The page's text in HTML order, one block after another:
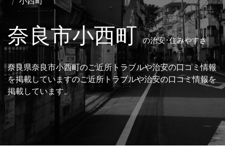
奈良市小西町の治安･住みやすさ
奈良県奈良市小西町のご近所トラブルや治安の口コミ情報
を掲載していますのご近所トラブルや治安の口コミ情報を
掲載しています。